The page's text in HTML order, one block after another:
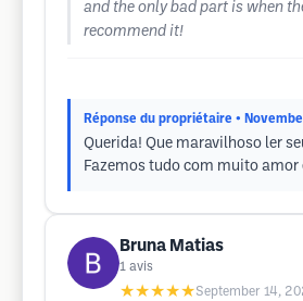
and the only bad part is when
recommend it!
Réponse du propriétaire •
Querida! Que maravilhoso ler
Fazemos tudo com muito amor
Bruna Matias
1 avis
★★★★★September 14,